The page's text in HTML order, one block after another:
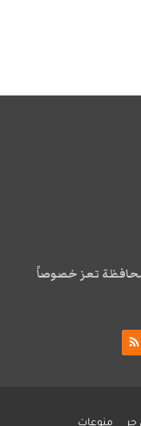
محافظة تعز خصوصاً
حر منوعات